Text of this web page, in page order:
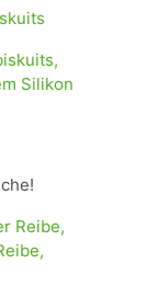
Silikon
Reibe,